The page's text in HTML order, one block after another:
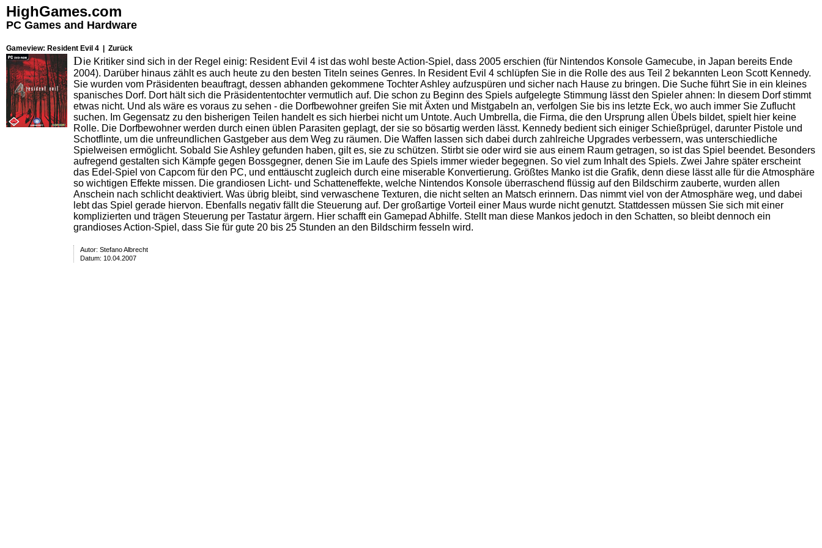
HighGames.com
PC Games and Hardware
Gameview: Resident Evil 4 | Zurück
Die Kritiker sind sich in der Regel einig: Resident Evil 4 ist das wohl beste Action-Spiel, dass 2005 erschien (für Nintendos Konsole Gamecube, in Japan bereits Ende
2004). Darüber hinaus zählt es auch heute zu den besten Titeln seines Genres. In Resident Evil 4 schlüpfen Sie in die Rolle des aus Teil 2 bekannten Leon Scott Kennedy.
Sie wurden vom Präsidenten beauftragt, dessen abhanden gekommene Tochter Ashley aufzuspüren und sicher nach Hause zu bringen. Die Suche führt Sie in ein kleines
spanisches Dorf. Dort hält sich die Präsidententochter vermutlich auf. Die schon zu Beginn des Spiels aufgelegte Stimmung lässt den Spieler ahnen: In diesem Dorf stimmt
etwas nicht. Und als wäre es voraus zu sehen - die Dorfbewohner greifen Sie mit Äxten und Mistgabeln an, verfolgen Sie bis ins letzte Eck, wo auch immer Sie Zuflucht
suchen. Im Gegensatz zu den bisherigen Teilen handelt es sich hierbei nicht um Untote. Auch Umbrella, die Firma, die den Ursprung allen Übels bildet, spielt hier keine
Rolle. Die Dorfbewohner werden durch einen üblen Parasiten geplagt, der sie so bösartig werden lässt. Kennedy bedient sich einiger Schießprügel, darunter Pistole und
Schotflinte, um die unfreundlichen Gastgeber aus dem Weg zu räumen. Die Waffen lassen sich dabei durch zahlreiche Upgrades verbessern, was unterschiedliche
Spielweisen ermöglicht. Sobald Sie Ashley gefunden haben, gilt es, sie zu schützen. Stirbt sie oder wird sie aus einem Raum getragen, so ist das Spiel beendet. Besonders
aufregend gestalten sich Kämpfe gegen Bossgegner, denen Sie im Laufe des Spiels immer wieder begegnen. So viel zum Inhalt des Spiels. Zwei Jahre später erscheint
das Edel-Spiel von Capcom für den PC, und enttäuscht zugleich durch eine miserable Konvertierung. Größtes Manko ist die Grafik, denn diese lässt alle für die Atmosphäre
so wichtigen Effekte missen. Die grandiosen Licht- und Schatteneffekte, welche Nintendos Konsole überraschend flüssig auf den Bildschirm zauberte, wurden allen
Anschein nach schlicht deaktiviert. Was übrig bleibt, sind verwaschene Texturen, die nicht selten an Matsch erinnern. Das nimmt viel von der Atmosphäre weg, und dabei
lebt das Spiel gerade hiervon. Ebenfalls negativ fällt die Steuerung auf. Der großartige Vorteil einer Maus wurde nicht genutzt. Stattdessen müssen Sie sich mit einer
komplizierten und trägen Steuerung per Tastatur ärgern. Hier schafft ein Gamepad Abhilfe. Stellt man diese Mankos jedoch in den Schatten, so bleibt dennoch ein
grandioses Action-Spiel, dass Sie für gute 20 bis 25 Stunden an den Bildschirm fesseln wird.
Autor: Stefano Albrecht
Datum: 10.04.2007